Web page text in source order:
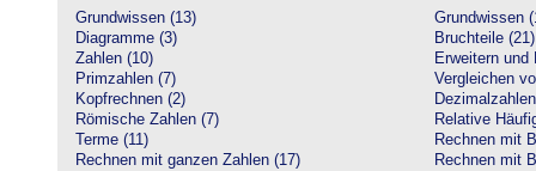
Grundwissen (13)
Diagramme (3)
Zahlen (10)
Primzahlen (7)
Kopfrechnen (2)
Römische Zahlen (7)
Terme (11)
Rechnen mit ganzen Zahlen (17)
Grundwissen
Bruchteile (21)
Erweitern und
Vergleichen
Relative
Rechnen mit
Rechnen mit